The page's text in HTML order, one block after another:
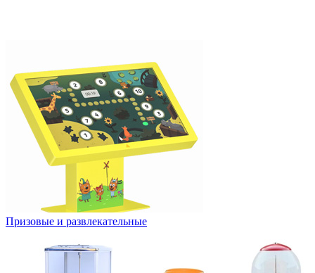
Призовые и развлекательные